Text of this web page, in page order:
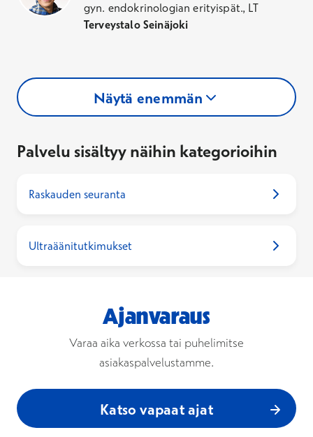
gyn. endokrinologian erityispät., LT
Terveystalo Seinäjoki
Näytä enemmän
Palvelu sisältyy näihin kategorioihin
Raskauden seuranta
Ultraäänitutkimukset
Ajanvaraus
Varaa aika verkossa tai puhelimitse
asiakaspalvelustamme.
Katso vapaat ajat